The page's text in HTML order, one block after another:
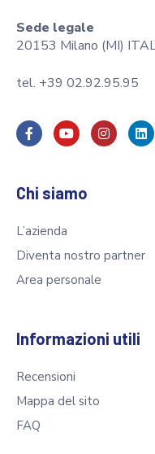
Sede legale
20153 Milano (MI)
tel. +39 02.92.95.95
Chi siamo
L’azienda
Diventa nostro partner
Area personale
Informazioni utili
Recensioni
Mappa del sito
FAQ